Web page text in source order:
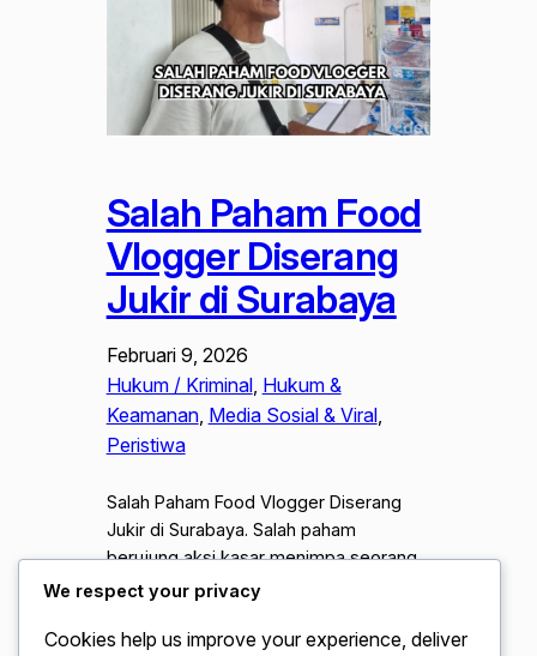
Salah Paham Food
Vlogger Diserang
Jukir di Surabaya
Februari 9, 2026
Hukum / Kriminal, Hukum &
Keamanan, Media Sosial & Viral
Peristiwa
Salah Paham Food Vlogger Diserang
Jukir di Surabaya. Salah paham
berujung aksi kasar menimpa seorang
konten kreator kuliner di pusat Kota
melibatkan adu mulut hingga tindakan
We respect your privacy
Cookies help us improve your experience, deliver